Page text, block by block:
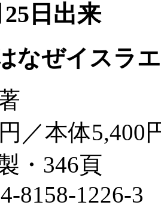
25日出来
なぜイスラ
／本体5,400
・346頁
8158-1226-3